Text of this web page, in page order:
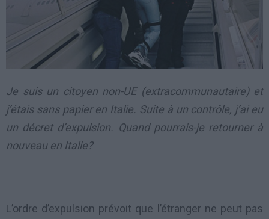
Je suis un citoyen non-UE (extracommunautaire) et
j’étais sans papier en Italie. Suite à un contrôle, j’ai eu
un décret d’expulsion. Quand pourrais-je retourner à
nouveau en Italie?
L’ordre d’expulsion prévoit que l’étranger ne peut pas